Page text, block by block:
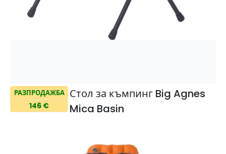
РАЗПРОДАЖБА
146 €
Стол за къмпинг Big Agnes
Mica Basin